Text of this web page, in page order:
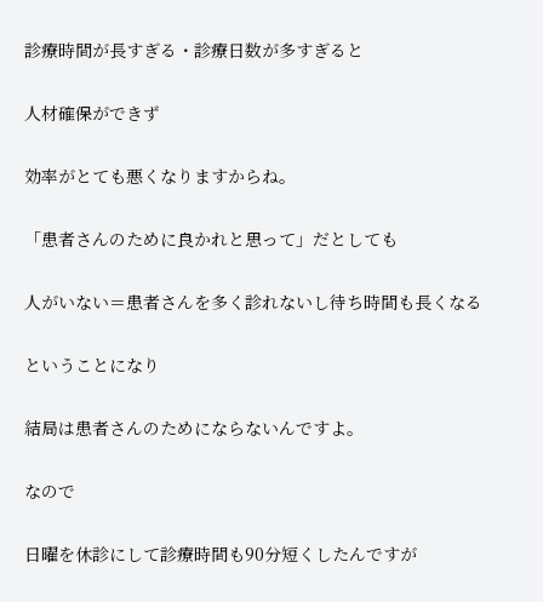
診療時間が長すぎる・診療日数が多すぎると
人材確保ができず
効率がとても悪くなりますからね。
「患者さんのために良かれと思って」だとしても
人がいない＝患者さんを多く診れないし待ち時間も長くなる
ということになり
結局は患者さんのためにならないんですよ。
なので
日曜を休診にして診療時間も90分短くしたんですが